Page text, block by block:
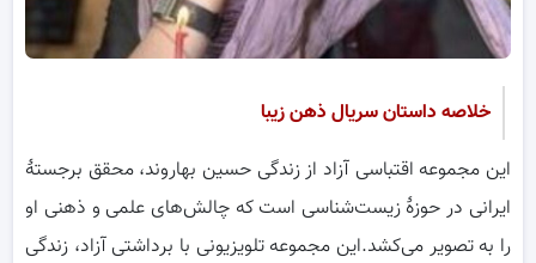
خلاصه داستان سریال ذهن زیبا
این مجموعه اقتباسی آزاد از زندگی حسین بهاروند، محقق برجستهٔ
ایرانی در حوزهٔ زیست‌شناسی است که چالش‌های علمی و ذهنی او
را به تصویر می‌کشد.این مجموعه تلویزیونی با برداشتی آزاد، زندگی